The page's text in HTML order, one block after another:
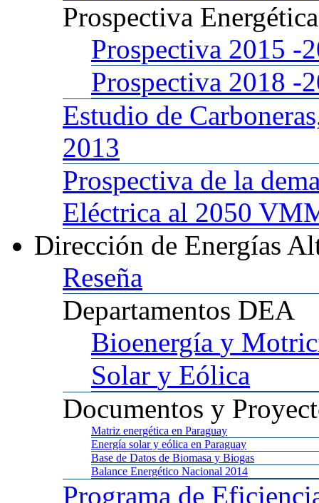
Prospectiva
Prospectiva 2015 -
Prospectiva 2018 -
Estudio de
2013
Prospectiva de la
Eléctrica al 2050
Dirección de Energías
Reseña
Departamentos DEA
Bioenergía y
Solar y Eólica
Documentos y
Matriz energética en Paraguay
Energía solar y eólica en Paraguay
Base de Datos de Biomasa y Biogas
Balance Energético Nacional 2014
Programa de